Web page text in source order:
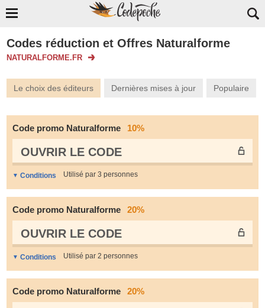
Codes réduction et Offres Naturalforme
NATURALFORME.FR
Le choix des éditeurs Dernières mises à jour Populaire
Code promo Naturalforme 10%
OUVRIR LE СODE
Conditions Utilisé par 3 personnes
Code promo Naturalforme 20%
OUVRIR LE СODE
Conditions Utilisé par 2 personnes
Code promo Naturalforme 20%